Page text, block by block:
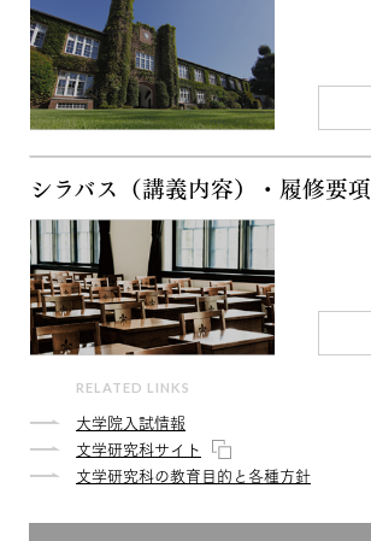
シラバス（講義内容）・履修要項
RELATED LINKS
大学院入試情報
文学研究科サイト
文学研究科の教育目的と各種方針